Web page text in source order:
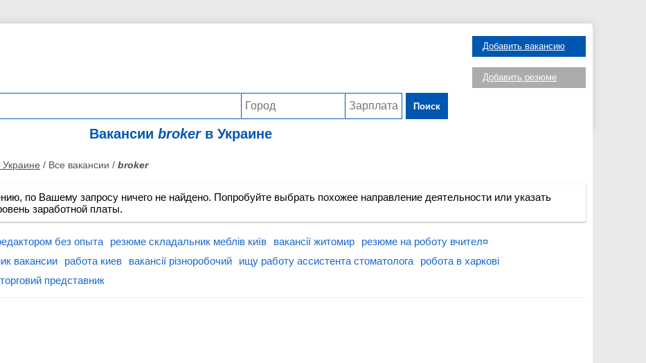
Поиск
Добавить вакансию
Добавить резюме
Вакансии brokerв Украине
Украине / Все вакансии / broker
по Вашему запросу ничего не найдено. Попробуйте выбрать похожее направление деятельности или указать
заработной платы.
без опыта резюме складальник меблів київ вакансії житомир
резюме на роботу вчител¤
вакансии
работа киев вакансії різноробочий ищу работу ассистента стоматолога
робота в харкові
торговий представник